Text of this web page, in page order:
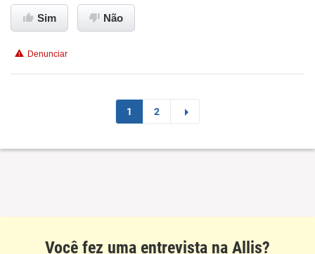
Sim Não
Denunciar
1 2
Você fez uma entrevista na Allis?